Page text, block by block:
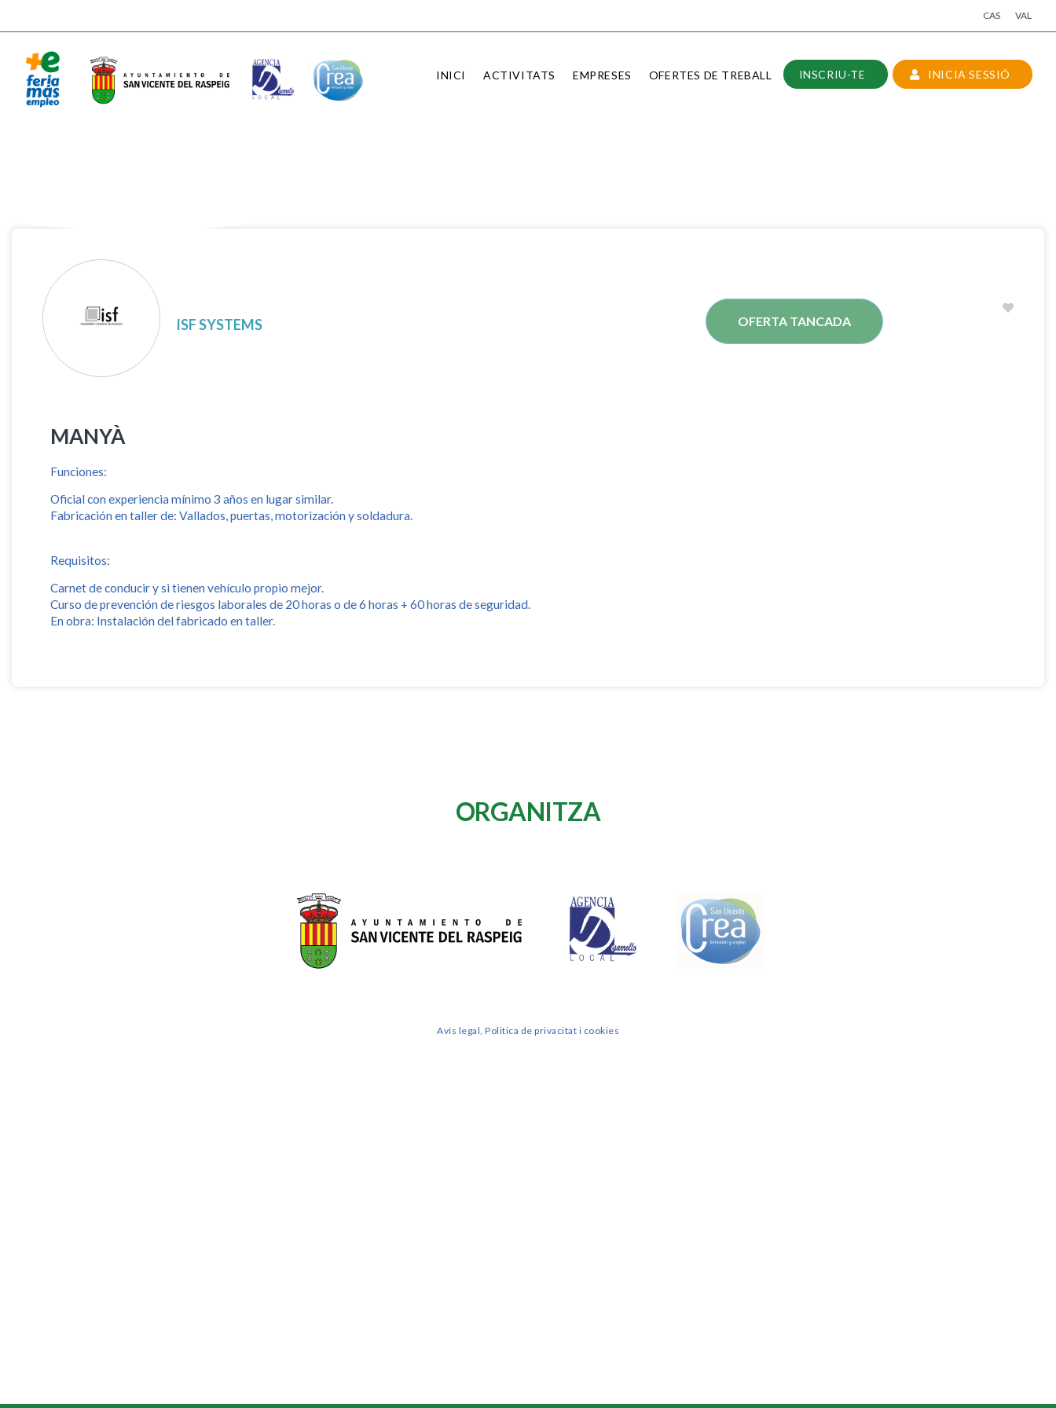
CAS VAL
INICI ACTIVITATS EMPRESES OFERTES DE TREBALL INSCRIU-TE INICIA SESSIÓ
ISF SYSTEMS OFERTA TANCADA
MANYÀ
Funciones:
Oficial con experiencia mínimo 3 años en lugar similar.
Fabricación en taller de: Vallados, puertas, motorización y soldadura.
Requisitos:
Carnet de conducir y si tienen vehículo propio mejor.
Curso de prevención de riesgos laborales de 20 horas o de 6 horas + 60 horas de seguridad.
En obra: Instalación del fabricado en taller.
ORGANITZA
Avís legal, Politica de privacitat i cookies